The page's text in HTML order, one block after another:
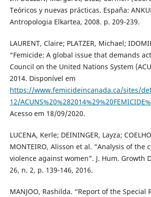
Teóricos y nuevas prácticas. España:
Antropologia Elkartea, 2008. p. 209-239.
LAURENT, Claire; PLATZER, Michael;
“Femicide: A global issue that demands
Council on the United Nations System
2014. Disponível em
https://www.femicideincanada.ca/sites/
12/
Acesso em 18/09/2020.
LUCENA, Kerle; DEININGER, Layza;
MONTEIRO, Alisson et al. “Analysis of the
violence against women”. J. Hum. Growth
26, n. 2, p. 139-146, 2016.
MANJOO, Rashilda. “Report of the Special